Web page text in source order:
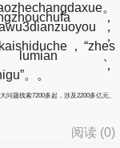
。
，
，
，
，“zhes
。lumian、
，
。。
题线索7200多起，涉及2200多亿元、
阅读 (0)